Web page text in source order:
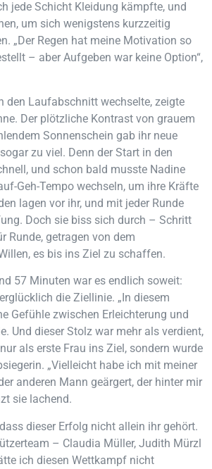
jede Schicht Kleidung kämpfte, und
um sich wenigstens kurzzeitig
„Der Regen hat meine Motivation so
– aber Aufgeben war keine Option“,
den Laufabschnitt wechselte, zeigte
Der plötzliche Kontrast von grauem
Sonnenschein gab ihr neue
zu viel. Denn der Start in den
und schon bald musste Nadine
Geh-Tempo wechseln, um ihre Kräfte
lagen vor ihr, und mit jeder Runde
Doch sie biss sich durch – Schritt
Runde, getragen von dem
es bis ins Ziel zu schaffen.
57 Minuten war es endlich soweit:
die Ziellinie. „In diesem
Gefühle zwischen Erleichterung und
Und dieser Stolz war mehr als verdient,
als erste Frau ins Ziel, sondern wurde
„Vielleicht habe ich mit meiner
anderen Mann geärgert, der hinter mir
sie lachend.
dieser Erfolg nicht allein ihr gehört.
– Claudia Müller, Judith Mürzl
ich diesen Wettkampf nicht